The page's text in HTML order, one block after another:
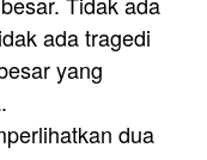
ada tragedi
yang
dua